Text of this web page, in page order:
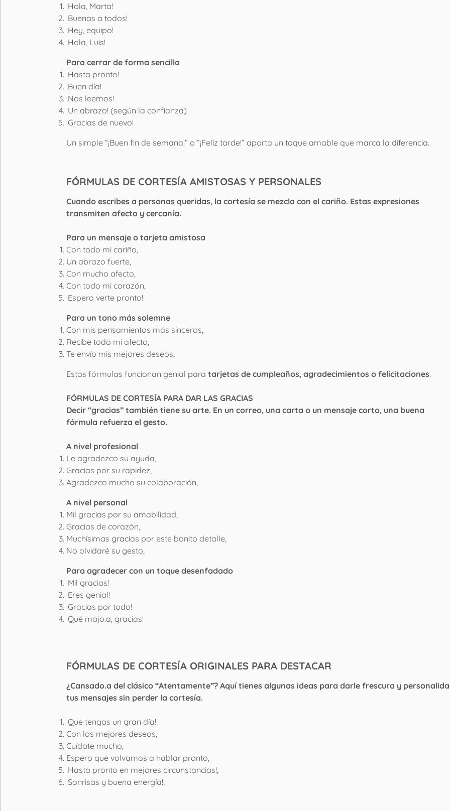
¡Hola, Marta!
¡Buenas a todos!
¡Hey, equipo!
¡Hola, Luis!
Para cerrar de forma sencilla
¡Hasta pronto!
¡Buen día!
¡Nos leemos!
¡Un abrazo! (según la confianza)
¡Gracias de nuevo!
Un simple “¡Buen fin de semana!” o “¡Feliz tarde!” aporta un toque amable que marca la diferencia.
FÓRMULAS DE CORTESÍA AMISTOSAS Y PERSONALES
Cuando escribes a personas queridas, la cortesía se mezcla con el cariño. Estas expresiones
transmiten afecto y cercanía.
Para un mensaje o tarjeta amistosa
Con todo mi cariño,
Un abrazo fuerte,
Con mucho afecto,
Con todo mi corazón,
¡Espero verte pronto!
Para un tono más solemne
Con mis pensamientos más sinceros,
Recibe todo mi afecto,
Te envío mis mejores deseos,
Estas fórmulas funcionan genial para tarjetas de cumpleaños, agradecimientos o felicitaciones.
FÓRMULAS DE CORTESÍA PARA DAR LAS GRACIAS
Decir “gracias” también tiene su arte. En un correo, una carta o un mensaje corto, una buena
fórmula refuerza el gesto.
A nivel profesional
Le agradezco su ayuda,
Gracias por su rapidez,
Agradezco mucho su colaboración,
A nivel personal
Mil gracias por su amabilidad,
Gracias de corazón,
Muchísimas gracias por este bonito detalle,
No olvidaré su gesto,
Para agradecer con un toque desenfadado
¡Mil gracias!
¡Eres genial!
¡Gracias por todo!
¡Qué majo.a, gracias!
FÓRMULAS DE CORTESÍA ORIGINALES PARA DESTACAR
¿Cansado.a del clásico “Atentamente”? Aquí tienes algunas ideas para darle frescura y
tus mensajes sin perder la cortesía.
¡Que tengas un gran día!
Con los mejores deseos,
Cuídate mucho,
Espero que volvamos a hablar pronto,
¡Hasta pronto en mejores circunstancias!,
¡Sonrisas y buena energía!,